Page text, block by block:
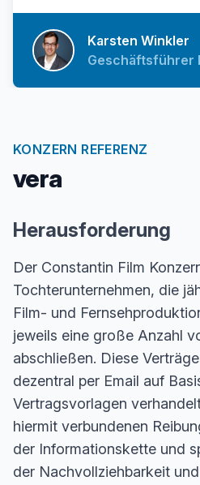
Karsten Winkler
Geschäftsführer
KONZERN REFERENZ
vera
Herausforderung
Der Constantin Film
Tochterunternehmen, die
Film- und
jeweils eine große Anzahl
abschließen. Diese
dezentral per Email auf
Vertragsvorlagen
hiermit verbundenen
der Informationskette und
der Nachvollziehbarkeit